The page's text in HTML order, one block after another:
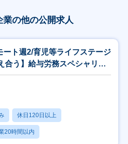
業の他の公開求人
ート週2/育児等ライフステージ
合う】給与労務スペシャリス
休日120日以上
20時間以内